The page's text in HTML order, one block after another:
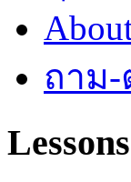
ถาม-
Lessons